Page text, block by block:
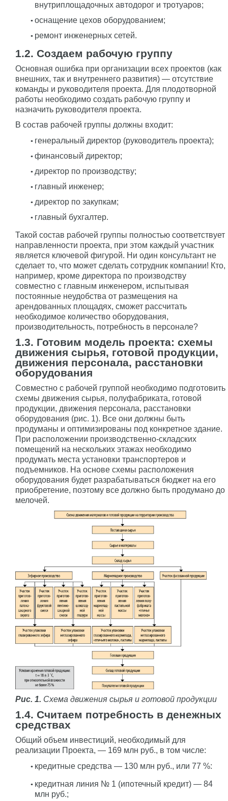
внутриплощадочных автодорог и тротуаров;
оснащение цехов оборудованием;
ремонт инженерных сетей.
1.2. Создаем рабочую группу
Основная ошибка при организации всех проектов (как
внешних, так и внутреннего развития) — отсутствие
команды и руководителя проекта. Для плодотворной
работы необходимо создать рабочую группу и
назначить руководителя проекта.
В состав рабочей группы должны входит:
генеральный директор (руководитель проекта);
финансовый директор;
директор по производству;
главный инженер;
директор по закупкам;
главный бухгалтер.
Такой состав рабочей группы полностью соответствует
направленности проекта, при этом каждый участник
является ключевой фигурой. Ни один консультант не
сделает то, что может сделать сотрудник компании! Кто,
например, кроме директора по производству
совместно с главным инженером, испытывая
постоянные неудобства от размещения на
арендованных площадях, сможет рассчитать
необходимое количество оборудования,
производительность, потребность в персонале?
1.3. Готовим модель проекта: схемы
движения сырья, готовой продукции,
движения персонала, расстановки
оборудования
Совместно с рабочей группой необходимо подготовить
схемы движения сырья, полуфабриката, готовой
продукции, движения персонала, расстановки
оборудования (рис. 1). Все они должны быть
продуманы и оптимизированы под конкретное здание.
При расположении производственно-складских
помещений на нескольких этажах необходимо
продумать места установки транспортеров и
подъемников. На основе схемы расположения
оборудования будет разрабатываться бюджет на его
приобретение, поэтому все должно быть продумано до
мелочей.
Рис. 1. Схема движения сырья и готовой продукции
1.4. Считаем потребность в денежных
средствах
Общий объем инвестиций, необходимый для
реализации Проекта, — 169 млн руб., в том числе:
кредитные средства — 130 млн руб., или 77 %:
кредитная линия № 1 (ипотечный кредит) — 84
млн руб.;